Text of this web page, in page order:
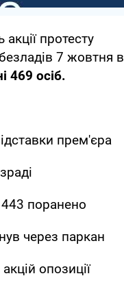
протесту
7 жовтня в
469 осіб.
прем'єра
поранено
через паркан
опозиції